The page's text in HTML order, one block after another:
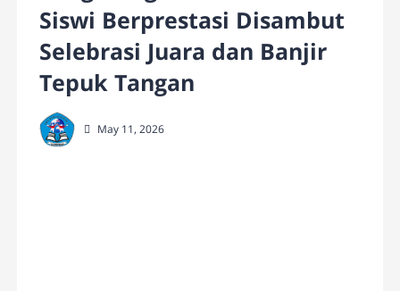
Siswi Berprestasi Disambut
Selebrasi Juara dan Banjir
Tepuk Tangan
May 11, 2026